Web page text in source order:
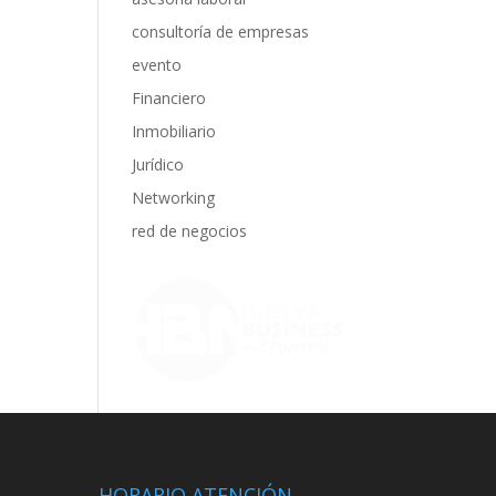
consultoría de empresas
evento
Financiero
Inmobiliario
Jurídico
Networking
red de negocios